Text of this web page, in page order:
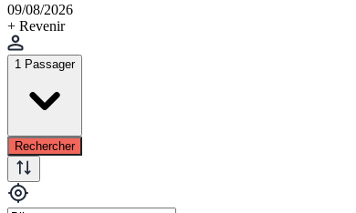
09/08/2026
+ Revenir
1 Passager
Rechercher